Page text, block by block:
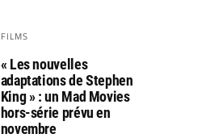
FILMS
« Les nouvelles
adaptations de Stephen
King » : un Mad Movies
hors-série prévu en
novembre